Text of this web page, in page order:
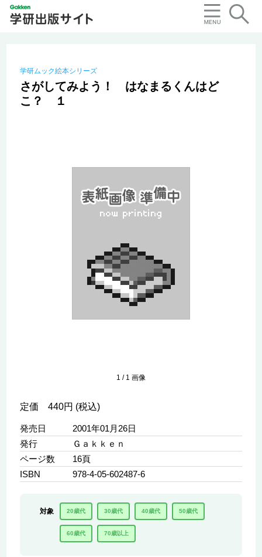
学研ムック絵本シリーズ
さがしてみよう！ はなまるくんはど
こ？ １
1 / 1 画像
定価 440円 (税込)
発売日
2001年01月26日
発行
Ｇａｋｋｅｎ
ページ数
16頁
ISBN
978-4-05-602487-6
対象 20歳代 30歳代 40歳代 50歳代
60歳代 70歳以上